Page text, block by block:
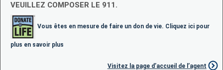
VEUILLEZ COMPOSER LE 911.
Vous êtes en mesure de faire un don de vie. Cliquez ici pour
plus en savoir plus
Visitez la page d’accueil de l’agent